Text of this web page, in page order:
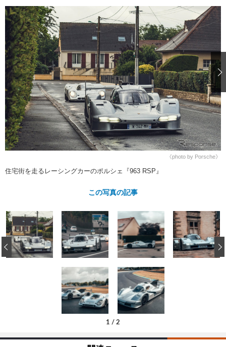
九州 沖縄
注目の記事
ショップレポート 愛車 File
自動車豆知識 ストップ！不具合修理＆粗悪修理
鈑金・塗装
ディテイリング
ディテイリング 洗車
ヘッドライト磨き コーティング
フィルム・ラッピング
鈑金・塗装
小キズ直し 防錆
特集記事
ストップ 不具合修理＆粗悪修理
カーメーカー「旧車」関連プロジェ
クト
ショップ紹介
ショップレポート プロショップ検索
レストア
カーメーカー「旧車」関連プロジ
イベント
《photo by Porsche》
住宅街を走るレーシングカーのポルシェ『963 RSP』
この写真の記事
1 / 2
‹